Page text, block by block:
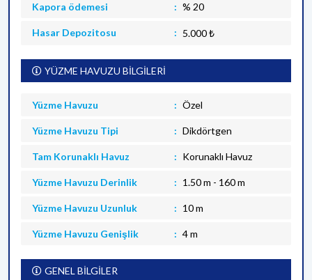
Kapora ödemesi % 20
Hasar Depozitosu 5.000 ₺
YÜZME HAVUZU BİLGİLERİ
Yüzme Havuzu Özel
Yüzme Havuzu Tipi Dikdörtgen
Tam Korunaklı Havuz Korunaklı Havuz
Yüzme Havuzu Derinlik 1.50 m - 160 m
Yüzme Havuzu Uzunluk 10 m
Yüzme Havuzu Genişlik 4 m
GENEL BİLGİLER